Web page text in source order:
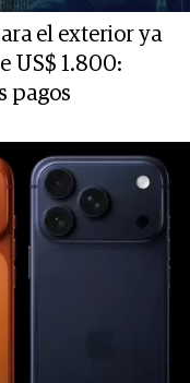
el exterior ya
US$ 1.800:
pagos